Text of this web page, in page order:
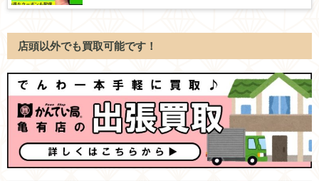
店頭以外でも買取可能です！